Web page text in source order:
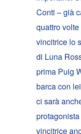
Conti – già
quattro
vincitrice lo
di Luna
prima Puig
barca con
ci sarà
vincitrice